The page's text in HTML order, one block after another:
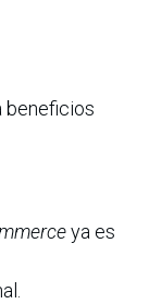
beneficios
ya es